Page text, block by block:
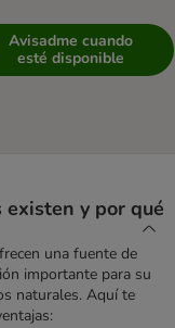
Avisadme cuando
esté disponible
existen y por qué
una fuente de
importante para su
naturales. Aquí te